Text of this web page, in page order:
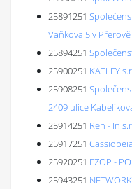
25891251
Vaňkova 5 v Přerově
25894251
25900251 KATLEY
25908251
2409 ulice
25914251 Ren - In
25917251
25920251 EZOP -
25943251